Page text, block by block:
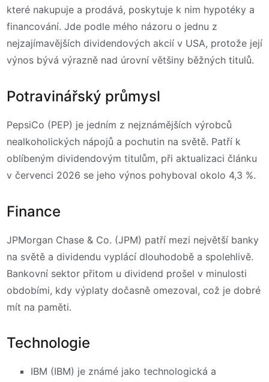
které nakupuje a prodává, poskytuje k nim hypotéky a
financování. Jde podle mého názoru o jednu z
nejzajímavějších dividendových akcií v USA, protože její
výnos bývá výrazně nad úrovní většiny běžných titulů.
Potravinářský průmysl
PepsiCo (PEP) je jedním z nejznámějších výrobců
nealkoholických nápojů a pochutin na světě. Patří k
oblíbeným dividendovým titulům, při aktualizaci článku
v červenci 2026 se jeho výnos pohyboval okolo 4,3 %.
Finance
JPMorgan Chase & Co. (JPM) patří mezi největší banky
na světě a dividendu vyplácí dlouhodobě a spolehlivě.
Bankovní sektor přitom u dividend prošel v minulosti
obdobími, kdy výplaty dočasně omezoval, což je dobré
mít na paměti.
Technologie
IBM (IBM) je známé jako technologická a